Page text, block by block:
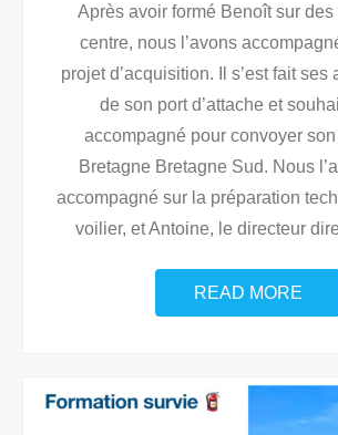
Après avoir formé Benoît sur
centre, nous l’avons
projet d’acquisition. Il s’est fait ses
de son port d’attache et
accompagné pour convoyer
Bretagne Bretagne Sud. Nous
accompagné sur la préparation
voilier, et Antoine, le directeur
READ MORE